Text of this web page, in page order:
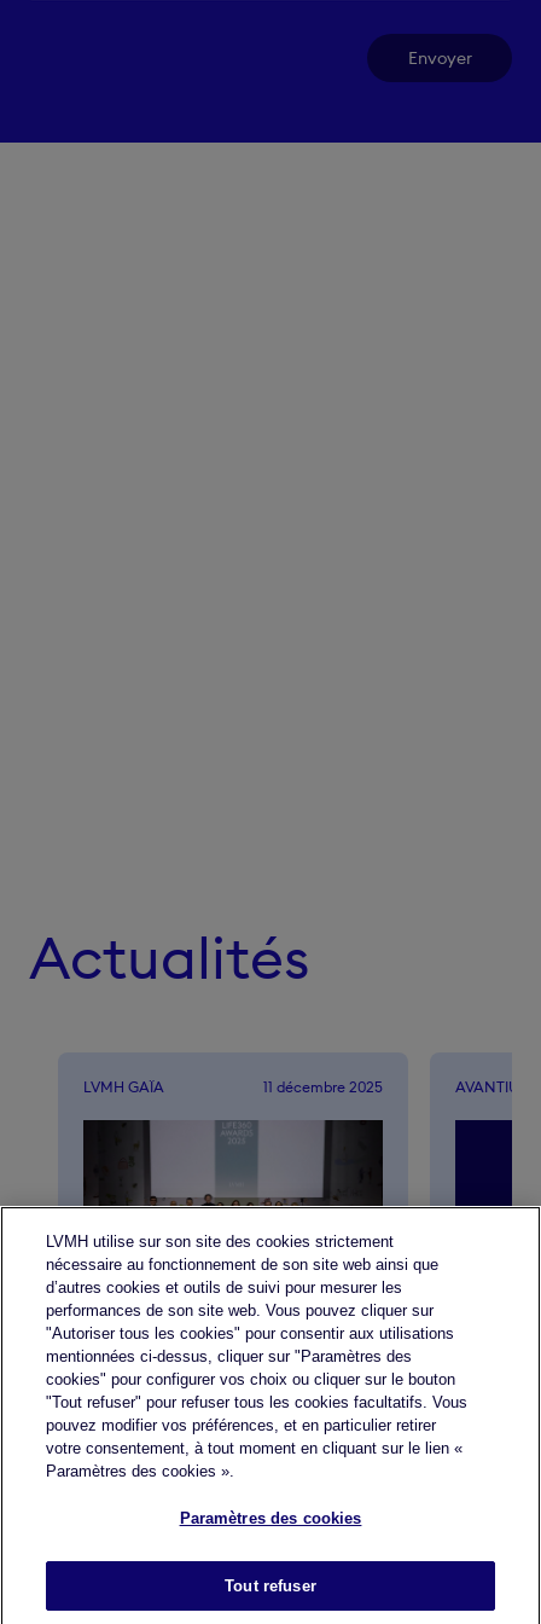
Envoyer
Actualités
Parfums Christian Dior récompensé
par un prix de Bronze aux LVMH LIFE
360 Awards, en collaboration avec
LVMH Gaïa
LVMH GAÏA 11 décembre 2025 AVANTIUM
Mentions légales
LVMH utilise sur son site des cookies strictement
nécessaire au fonctionnement de son site web ainsi que
d’autres cookies et outils de suivi pour mesurer les
performances de son site web. Vous pouvez cliquer sur
"Autoriser tous les cookies" pour consentir aux utilisations
mentionnées ci-dessus, cliquer sur "Paramètres des
cookies" pour configurer vos choix ou cliquer sur le bouton
"Tout refuser" pour refuser tous les cookies facultatifs. Vous
pouvez modifier vos préférences, et en particulier retirer
votre consentement, à tout moment en cliquant sur le lien «
Paramètres des cookies ».
Paramètres des cookies
Tout refuser